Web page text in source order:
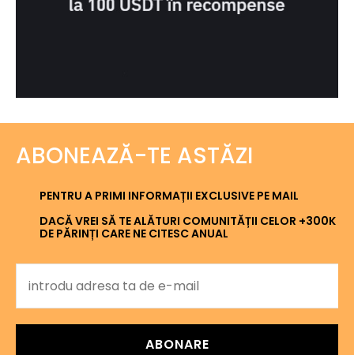
ABONEAZĂ-TE ASTĂZI
PENTRU A PRIMI INFORMAȚII EXCLUSIVE PE MAIL
DACĂ VREI SĂ TE ALĂTURI COMUNITĂȚII CELOR +300K
DE PĂRINȚI CARE NE CITESC ANUAL
ABONARE